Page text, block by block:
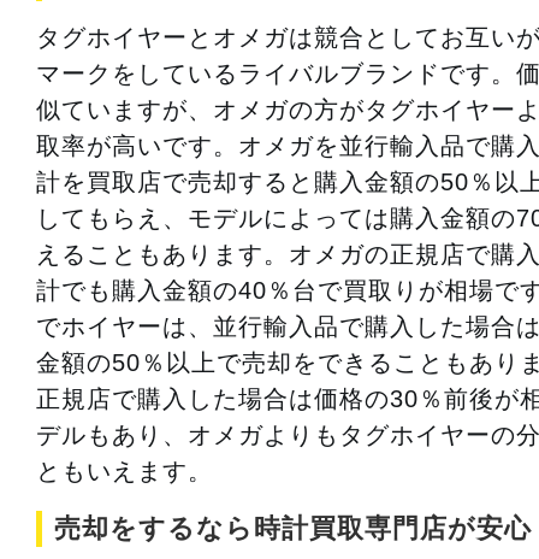
タグホイヤーとオメガは競合としてお互い
マークをしているライバルブランドです。
似ていますが、オメガの方がタグホイヤー
取率が高いです。オメガを並行輸入品で購
計を買取店で売却すると購入金額の50％以
してもらえ、モデルによっては購入金額の
えることもあります。オメガの正規店で購
計でも購入金額の40％台で買取りが相場で
でホイヤーは、並行輸入品で購入した場合
金額の50％以上で売却をできることもあり
正規店で購入した場合は価格の30％前後が
デルもあり、オメガよりもタグホイヤーの
ともいえます。
売却をするなら時計買取専門店が安心